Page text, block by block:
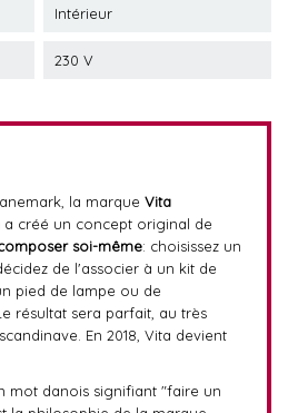
Intérieur
230 V
la marque Vita
a créé un concept original de
soi-même: choisissez un
de l'associer à un kit de
pied de lampe ou de
résultat sera parfait, au très
En 2018, Vita devient
mot danois signifiant "faire un